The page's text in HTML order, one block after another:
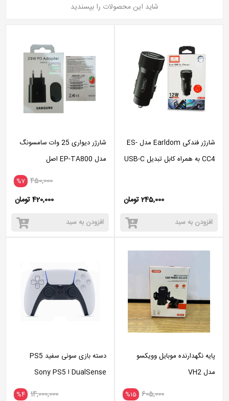
شاید این محصولات را بپسندید
شارژر فندکی Earldom مدل ES-
CC4 به همراه کابل تبدیل USB-C
245,000 تومان
افزودن به سبد
شارژر دیواری 25 وات سامسونگ
مدل EP-TA800 اصل
%7 450,000
420,000 تومان
افزودن به سبد
پایه نگهدارنده موبایل وویکسو
مدل VH2
%15 605,000
دسته بازی سونی سفید PS5
DualSense ا Sony PS5
%4 14,000,000